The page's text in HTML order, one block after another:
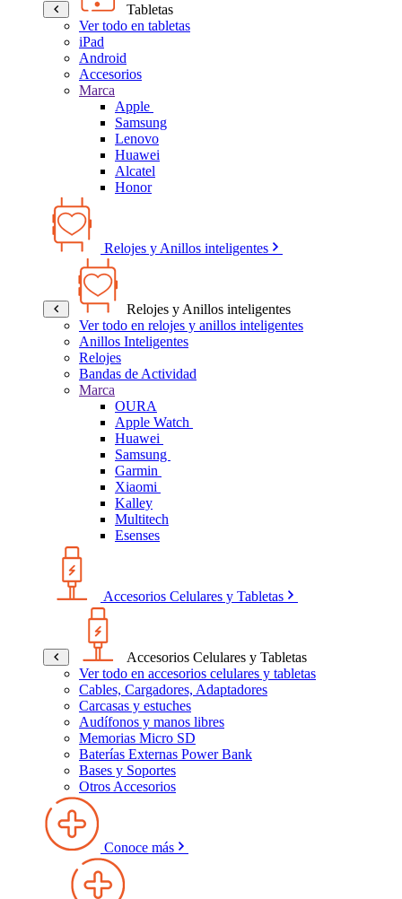
Tabletas
Ver todo en tabletas
iPad
Android
Accesorios
Marca
Apple
Samsung
Lenovo
Huawei
Alcatel
Honor
Relojes y Anillos inteligentes
Relojes y Anillos inteligentes
Ver todo en relojes y anillos inteligentes
Anillos Inteligentes
Relojes
Bandas de Actividad
Marca
OURA
Apple Watch
Huawei
Samsung
Garmin
Xiaomi
Kalley
Multitech
Esenses
Accesorios Celulares y Tabletas
Accesorios Celulares y Tabletas
Ver todo en accesorios celulares y tabletas
Cables, Cargadores, Adaptadores
Carcasas y estuches
Audífonos y manos libres
Memorias Micro SD
Baterías Externas Power Bank
Bases y Soportes
Otros Accesorios
Conoce más